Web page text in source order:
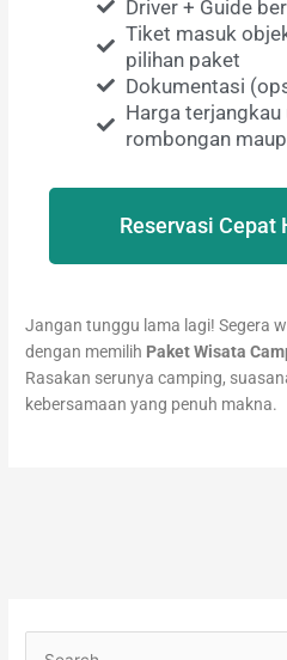
Driver + Guide
Tiket masuk
pilihan paket
Dokumentasi
Harga terjangkau
rombongan
Reservasi Cepat
Jangan tunggu lama lagi! Segera
dengan memilih Paket Wisata
Rasakan serunya camping,
kebersamaan yang penuh makna.